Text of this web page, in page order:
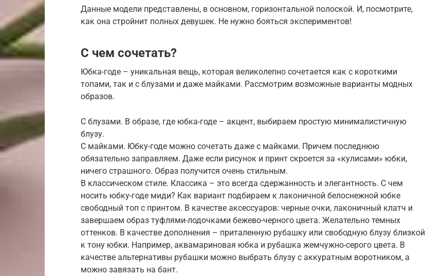
Данные модели представлены, в основном, горизонтальной полоской. И, посмотрите,
как она стройнит полных девушек. Не нужно бояться экспериментов!
С чем сочетать?
Юбка-годе – уникальная вещь, которая великолепно сочетается как с короткими
топами, так и с блузами и даже майками. Рассмотрим возможные варианты модных
образов.
С блузами. В образе, где юбка-годе – акцент, выбираем простую минималистичную
блузу.
С майками. Юбку-годе можно сочетать даже с майками. Причем последнюю
обязательно заправляем. Даже если рисунок и принт скроется за «кулисами» юбки,
ничего страшного. Образ получится очень стильным.
В классическом стиле. Классика – это всегда сдержанность и элегантность. С чем
носить юбку-годе миди? Как вариант подбираем к лаконичной белоснежной юбке
свободный топ с принтом. В качестве аксессуаров: черные очки, лаконичный клатч и
завершаем образ туфлями-лодочками бежево-черного цвета. Желательно темных
оттенков. В качестве дополнения – приталенную рубашку или свободную блузу близкой
к тону юбки. Например, аквамариновая юбка и рубашка жемчужно-серого цвета. В
качестве альтернативы рубашки можно выбрать блузу с аккуратным воротником, а
можно завязать на бант.